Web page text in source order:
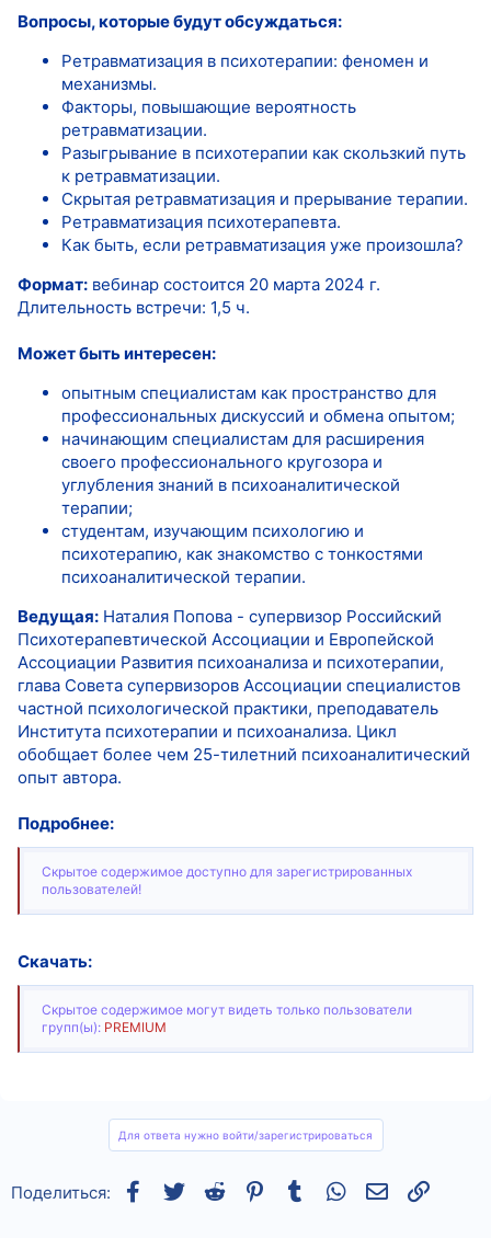
Вопросы, которые будут обсуждаться:
Ретравматизация в психотерапии: феномен и
механизмы.
Факторы, повышающие вероятность
ретравматизации.
Разыгрывание в психотерапии как скользкий путь
к ретравматизации.
Скрытая ретравматизация и прерывание терапии.
Ретравматизация психотерапевта.
Как быть, если ретравматизация уже произошла?
Формат: вебинар состоится 20 марта 2024 г.
Длительность встречи: 1,5 ч.
Может быть интересен:
опытным специалистам как пространство для
профессиональных дискуссий и обмена опытом;
начинающим специалистам для расширения
своего профессионального кругозора и
углубления знаний в психоаналитической
терапии;
студентам, изучающим психологию и
психотерапию, как знакомство с тонкостями
психоаналитической терапии.
Ведущая: Наталия Попова - супервизор Российский
Психотерапевтической Ассоциации и Европейской
Ассоциации Развития психоанализа и психотерапии,
глава Совета супервизоров Ассоциации специалистов
частной психологической практики, преподаватель
Института психотерапии и психоанализа. Цикл
обобщает более чем 25-тилетний психоаналитический
опыт автора.
Подробнее:
Скрытое содержимое доступно для зарегистрированных
пользователей!
Скачать:
Скрытое содержимое могут видеть только пользователи
групп(ы): PREMIUM
Для ответа нужно войти/зарегистрироваться
Поделиться: Facebook
TwitterReddit Pinterest
Tumblr WhatsAppСсылка